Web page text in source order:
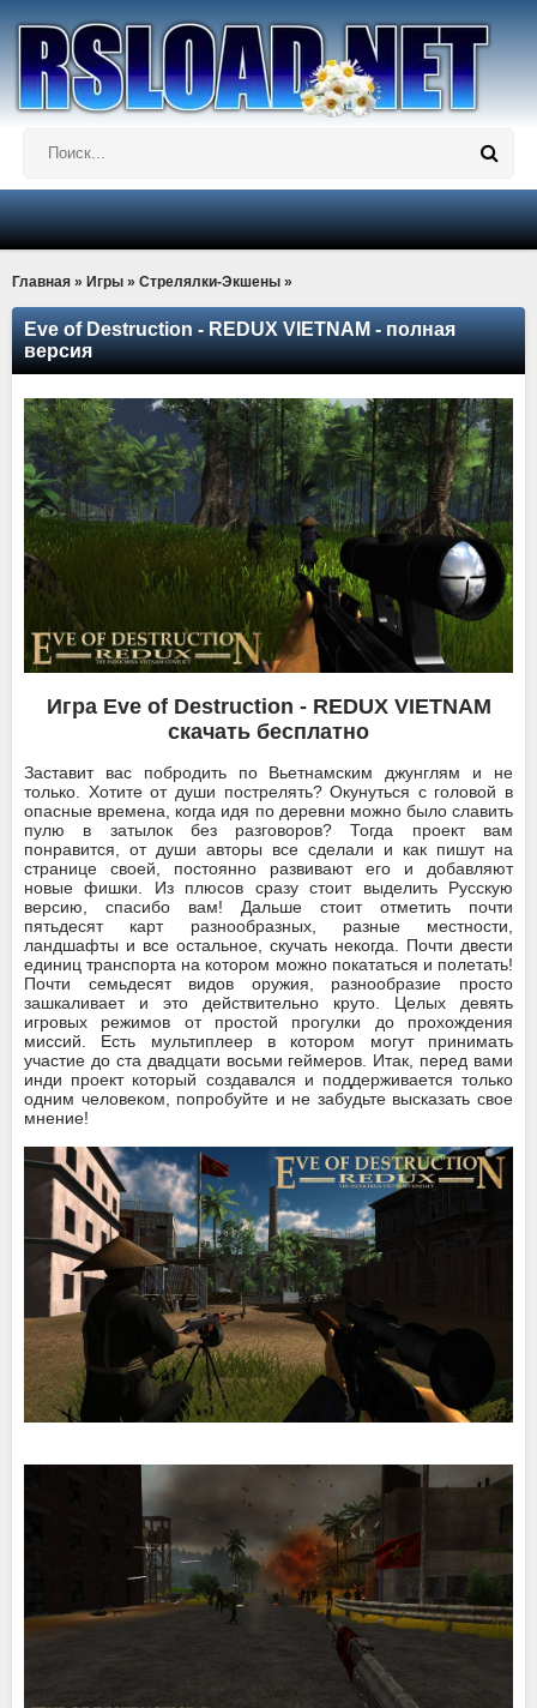
Главная » Игры » Стрелялки-Экшены »
Eve of Destruction - REDUX VIETNAM - полная
версия
Игра Eve of Destruction - REDUX VIETNAM
скачать бесплатно
Заставит вас побродить по Вьетнамским джунглям и не
только. Хотите от души пострелять? Окунуться с головой в
опасные времена, когда идя по деревни можно было славить
пулю в затылок без разговоров? Тогда проект вам
понравится, от души авторы все сделали и как пишут на
странице своей, постоянно развивают его и добавляют
новые фишки. Из плюсов сразу стоит выделить Русскую
версию, спасибо вам! Дальше стоит отметить почти
пятьдесят карт разнообразных, разные местности,
ландшафты и все остальное, скучать некогда. Почти двести
единиц транспорта на котором можно покататься и полетать!
Почти семьдесят видов оружия, разнообразие просто
зашкаливает и это действительно круто. Целых девять
игровых режимов от простой прогулки до прохождения
миссий. Есть мультиплеер в котором могут принимать
участие до ста двадцати восьми геймеров. Итак, перед вами
инди проект который создавался и поддерживается только
одним человеком, попробуйте и не забудьте высказать свое
мнение!